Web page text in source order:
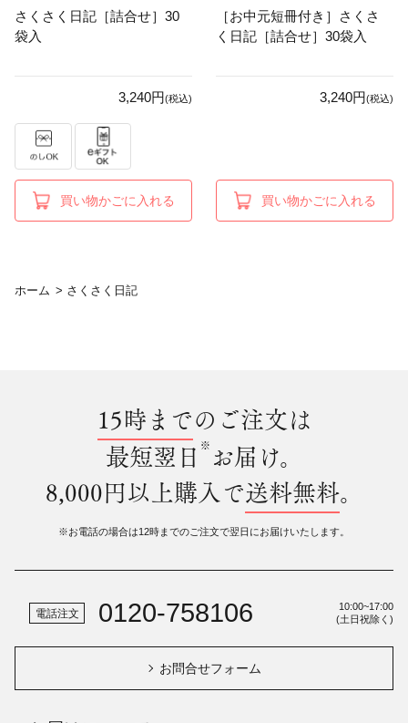
さくさく日記［詰合せ］30
袋入
3,240円(税込)
買い物かごに入れる
［お中元短冊付き］さくさ
く日記［詰合せ］30袋入
3,240円(税込)
買い物かごに入れる
ホーム > さくさく日記
15時までのご注文は
最短翌日 ※ お届け。
8,000円以上購入で送料無料。
※お電話の場合は12時までのご注文で翌日にお届けいたします。
電話注文 0120-758106
10:00~17:00
(土日祝除く)
お問合せフォーム